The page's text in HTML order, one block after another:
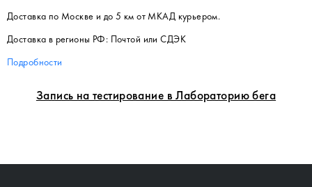
Запись на тестирование в Лабораторию бега
Доставка по Москве и до 5 км от МКАД курьером.
Доставка в регионы РФ: Почтой или СДЭК
Подробности